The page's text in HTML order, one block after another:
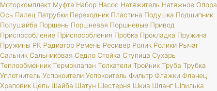
Моторкомплект Муфта Набор Насос Натяжитель Натяжное Опора
Ось Палец Патрубки Переходник Пластина Подушка Подшипник
Полушайба Поршень Поршневая Поршневые Привод
Приспособление Приспособления Пробка Прокладка Пружина
Пружины РК Радиатор Ремень Ресивер Ролик Ролики Рычаг
Сальник Сальниковая Седло Стойка Ступица Сухарь
Теплообменник Термоклапан Толкатели Тройник Труба Трубка
Уплотнитель Успокоители Успокоитель Фильтр Флажки Фланец
Храповик Цепь Шайба Шатун Шестерня Шкив Шланг Шпилька